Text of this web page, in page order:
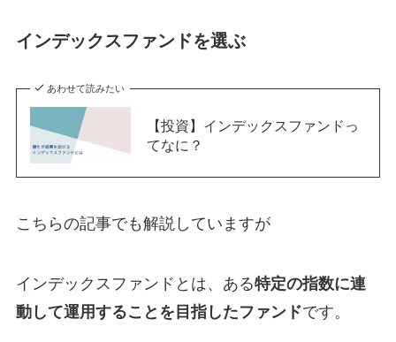
インデックスファンドを選ぶ
あわせて読みたい
【投資】インデックスファンドっ
てなに？
こちらの記事でも解説していますが
インデックスファンドとは、ある特定の指数に連
動して運用することを目指したファンドです。